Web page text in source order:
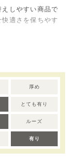
しやすい商品で
適さを保ちやす
のギフトとして
予めご了承くだ
ズ：肩2つボタン
と異なって見える
類や下着、バッ
との組み合わせ
厚め
とても有り
ルーズ
有り